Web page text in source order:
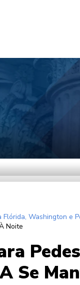
Washington e
Noite
Se